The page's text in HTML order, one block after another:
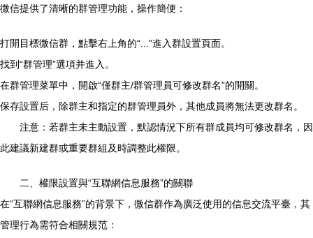
微信提供了清晰的群管理功能，操作簡便：
打開目標微信群，點擊右上角的“...”進入群設置頁面。
找到“群管理”選項并進入。
在群管理菜單中，開啟“僅群主/群管理員可修改群名”的開關。
保存設置后，除群主和指定的群管理員外，其他成員將無法更改群名。
注意：若群主未主動設置，默認情況下所有群成員均可修改群名，因
此建議新建群或重要群組及時調整此權限。
二、權限設置與“互聯網信息服務”的關聯
在“互聯網信息服務”的背景下，微信群作為廣泛使用的信息交流平臺，其
管理行為需符合相關規范：